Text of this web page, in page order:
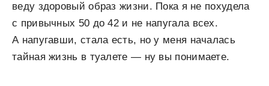
веду здоровый образ жизни. Пока я не похудела
с привычных 50 до 42 и не напугала всех.
А напугавши, стала есть, но у меня началась
тайная жизнь в туалете — ну вы понимаете.